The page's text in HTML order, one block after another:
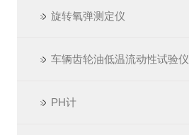
旋转氧弹测定仪
车辆齿轮油低温流动性试验仪
PH计